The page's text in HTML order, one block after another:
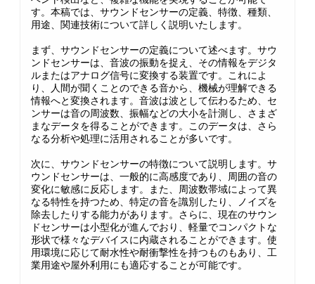
す。本稿では、サウンドセンサーの定義、特徴、種類、
用途、関連技術について詳しく説明いたします。
まず、サウンドセンサーの定義について述べます。サウ
ンドセンサーは、音波の振動を捉え、その情報をデジタ
ルまたはアナログ信号に変換する装置です。これによ
り、人間が聞くことのできる音から、機械が理解できる
情報へと変換されます。音波は波として伝わるため、セ
ンサーは音の周波数、振幅などの大小を計測し、さまざ
まなデータを得ることができます。このデータは、さら
なる分析や処理に活用されることが多いです。
次に、サウンドセンサーの特徴について説明します。サ
ウンドセンサーは、一般的に高感度であり、周囲の音の
変化に敏感に反応します。また、周波数帯域によって異
なる特性を持つため、特定の音を識別したり、ノイズを
除去したりする能力があります。さらに、現在のサウン
ドセンサーは小型化が進んでおり、軽量でコンパクトな
形状で様々なデバイスに内蔵されることができます。使
用環境に応じて耐水性や耐衝撃性を持つものもあり、工
業用途や屋外利用にも適応することが可能です。